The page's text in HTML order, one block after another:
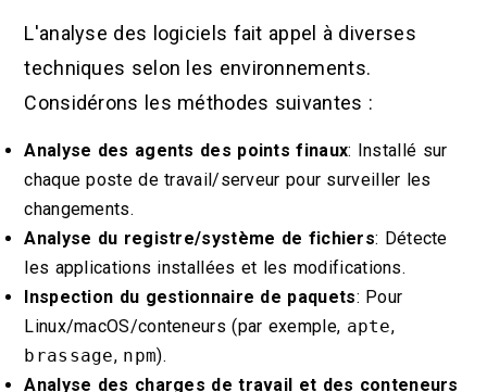
L'analyse des logiciels fait appel à diverses
techniques selon les environnements.
Considérons les méthodes suivantes :
Analyse des agents des points finaux: Installé sur
chaque poste de travail/serveur pour surveiller les
changements.
Analyse du registre/système de fichiers: Détecte
les applications installées et les modifications.
Inspection du gestionnaire de paquets: Pour
Linux/macOS/conteneurs (par exemple, apte,
brassage, npm).
Analyse des charges de travail et des conteneurs